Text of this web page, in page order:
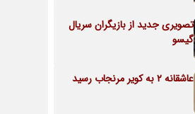
تصویری جدید از بازیگران سریال
گیسو
عاشقانه 2 به کویر مرنجاب رسید